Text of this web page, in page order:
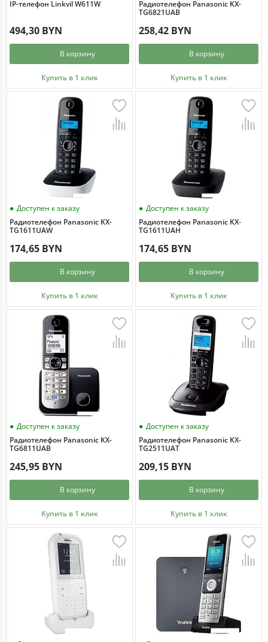
IP-телефон Linkvil W611W
494,30 BYN
В корзину
Купить в 1 клик
Радиотелефон Panasonic KX-
TG6821UAB
258,42 BYN
В корзину
Купить в 1 клик
Доступен к заказу
Радиотелефон Panasonic KX-
TG1611UAW
174,65 BYN
В корзину
Купить в 1 клик
Доступен к заказу
Радиотелефон Panasonic KX-
TG1611UAH
174,65 BYN
В корзину
Купить в 1 клик
Доступен к заказу
Радиотелефон Panasonic KX-
TG6811UAB
245,95 BYN
В корзину
Купить в 1 клик
Доступен к заказу
Радиотелефон Panasonic KX-
TG2511UAT
209,15 BYN
В корзину
Купить в 1 клик